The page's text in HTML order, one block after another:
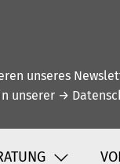
unseres
unserer →